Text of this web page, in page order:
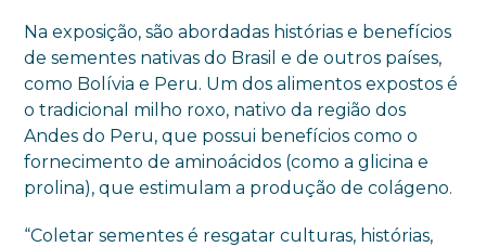
Na exposição, são abordadas histórias e benefícios
de sementes nativas do Brasil e de outros países,
como Bolívia e Peru. Um dos alimentos expostos é
o tradicional milho roxo, nativo da região dos
Andes do Peru, que possui benefícios como o
fornecimento de aminoácidos (como a glicina e
prolina), que estimulam a produção de colágeno.
“Coletar sementes é resgatar culturas, histórias,